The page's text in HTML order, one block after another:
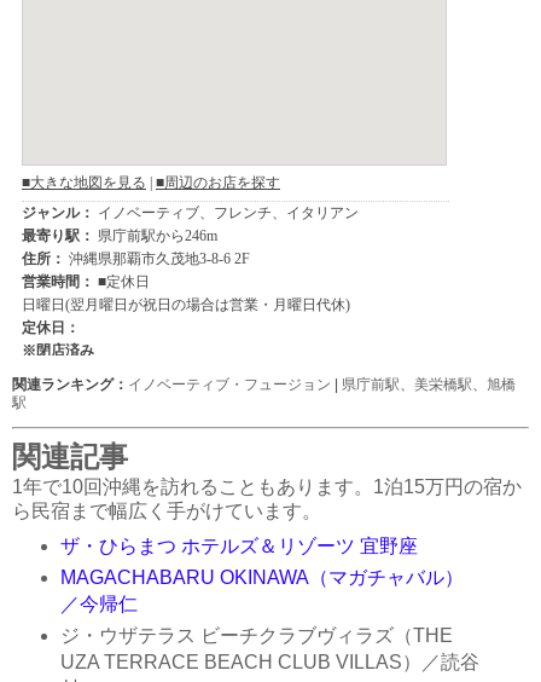
関連ランキング： イノベーティブ・フュージョン | 県庁前駅 美栄橋駅
旭橋
駅
関連記事
1年で10回沖縄を訪れることもあります。1泊15万円の宿か
ら民宿まで幅広く手がけています。
ザ・ひらまつ ホテルズ＆リゾーツ 宜野座
MAGACHABARU OKINAWA（マガチャバル）
／今帰仁
ジ・ウザテラス ビーチクラブヴィラズ（THE
UZA TERRACE BEACH CLUB VILLAS）／読谷